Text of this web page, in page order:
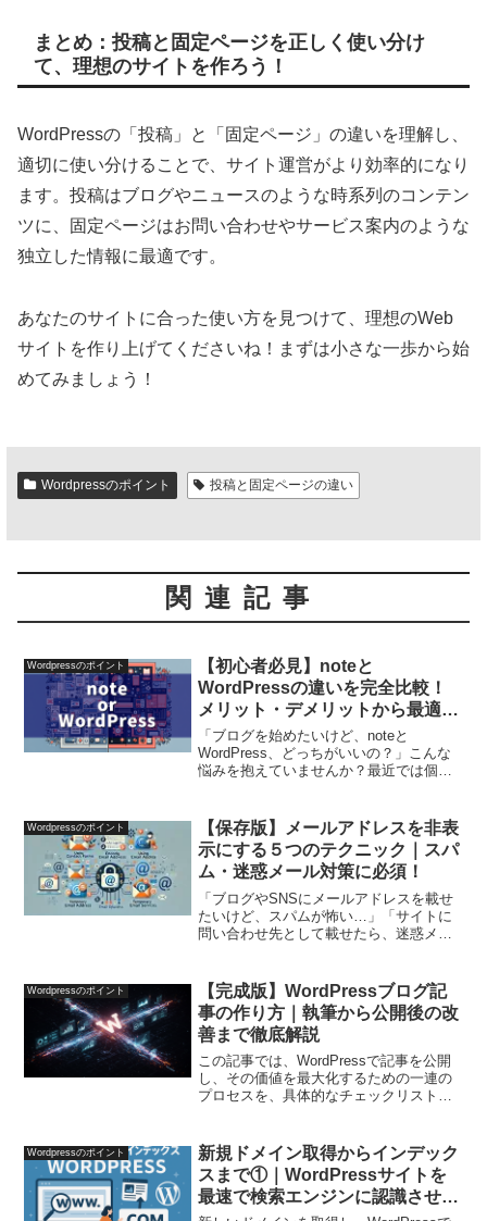
まとめ：投稿と固定ページを正しく使い分け
て、理想のサイトを作ろう！
WordPressの「投稿」と「固定ページ」の違いを理解し、
適切に使い分けることで、サイト運営がより効率的になり
ます。投稿はブログやニュースのような時系列のコンテン
ツに、固定ページはお問い合わせやサービス案内のような
独立した情報に最適です。
あなたのサイトに合った使い方を見つけて、理想のWeb
サイトを作り上げてくださいね！まずは小さな一歩から始
めてみましょう！
Wordpressのポイント 投稿と固定ページの違い
関連記事
Wordpressのポイント
【初心者必見】noteと
WordPressの違いを完全比較！
メリット・デメリットから最適な
選び方まで解説
「ブログを始めたいけど、noteと
WordPress、どっちがいいの？」こんな
悩みを抱えていませんか？最近では個人
な中でよく比較されるのが、手軽に始め
られるnoteと、...
Wordpressのポイント
【保存版】メールアドレスを非表
示にする５つのテクニック｜スパ
ム・迷惑メール対策に必須！
「ブログやSNSにメールアドレスを載せ
たいけど、スパムが怖い…」「サイトに
問い合わせ先として載せたら、迷惑メー
をそのまま載せると、自動収集ツールに
拾われてしまい、迷惑メ...
Wordpressのポイント
【完成版】WordPressブログ記
事の作り方｜執筆から公開後の改
善まで徹底解説
この記事では、WordPressで記事を公開
し、その価値を最大化するための一連の
プロセスを、具体的なチェックリスト形
順に沿って進めることで、検索エンジン
と読者の双方に...
Wordpressのポイント
新規ドメイン取得からインデック
スまで①｜WordPressサイトを
最速で検索エンジンに認識させる